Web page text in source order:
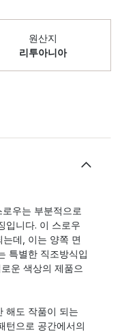
원산지
리투아니아
우는 부분적으로
입니다. 이 스로우
데, 이는 양쪽 면
특별한 직조방식입
운 색상의 제품으
해도 작품이 되는
턴으로 공간에서의